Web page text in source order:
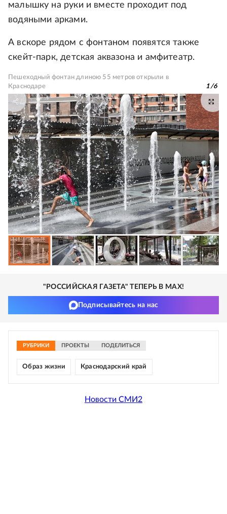
малышку на руки и вместе проходит под
водяными арками.
А вскоре рядом с фонтаном появятся также
скейт-парк, детская аквазона и амфитеатр.
Пешеходный фонтан длиною 55 метров открыли в
Краснодаре
1/6
"РОССИЙСКАЯ ГАЗЕТА" ТЕПЕРЬ В MAX!
Подписывайтесь на нас
РУБРИКИ ПРОЕКТЫ ПОДЕЛИТЬСЯ
Образ жизни Краснодарский край
Новости СМИ2